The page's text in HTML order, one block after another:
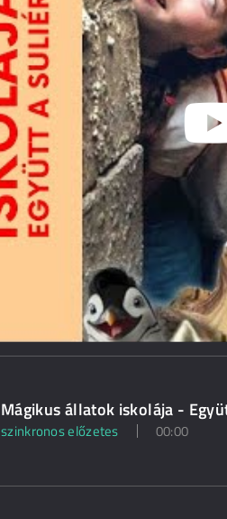
Mágikus állatok iskolája -
szinkronos előzetes 00:00